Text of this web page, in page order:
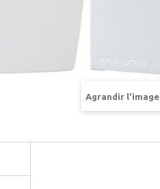
Agrandir l'image